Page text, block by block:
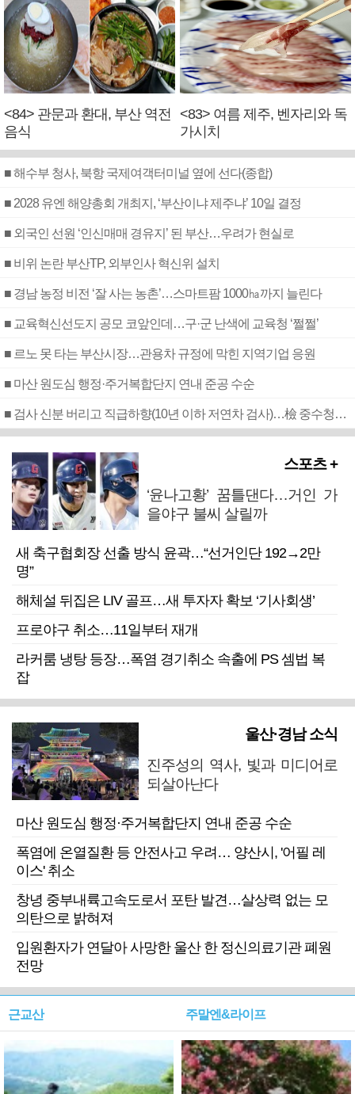
<84> 관문과 환대, 부산 역전
음식
<83> 여름 제주, 벤자리와 독
가시치
■ 해수부 청사, 북항 국제여객터미널 옆에 선다(종합)
■ 2028 유엔 해양총회 개최지, ‘부산이냐 제주냐’ 10일 결정
■ 외국인 선원 ‘인신매매 경유지’ 된 부산…우려가 현실로
■ 비위 논란 부산TP, 외부인사 혁신위 설치
■ 경남 농정 비전 ‘잘 사는 농촌’…스마트팜 1000㏊까지 늘린다
■ 교육혁신선도지 공모 코앞인데…구·군 난색에 교육청 ‘쩔쩔’
■ 르노 못 타는 부산시장…관용차 규정에 막힌 지역기업 응원
■ 마산 원도심 행정·주거복합단지 연내 준공 수순
■ 검사 신분 버리고 직급하향(10년 이하 저연차 검사)…檢 중수청행 기피
스포츠 +
‘윤나고황’ 꿈틀댄다…거인 가
을야구 불씨 살릴까
새 축구협회장 선출 방식 윤곽…“선거인단 192→2만
명”
해체설 뒤집은 LIV 골프…새 투자자 확보 ‘기사회생’
프로야구 취소…11일부터 재개
라커룸 냉탕 등장…폭염 경기취소 속출에 PS 셈법 복
잡
울산·경남 소식
진주성의 역사, 빛과 미디어로
되살아난다
마산 원도심 행정·주거복합단지 연내 준공 수순
폭염에 온열질환 등 안전사고 우려… 양산시, '어필 레
이스' 취소
창녕 중부내륙고속도로서 포탄 발견…살상력 없는 모
의탄으로 밝혀져
입원환자가 연달아 사망한 울산 한 정신의료기관 폐원
전망
근교산 주말엔&라이프